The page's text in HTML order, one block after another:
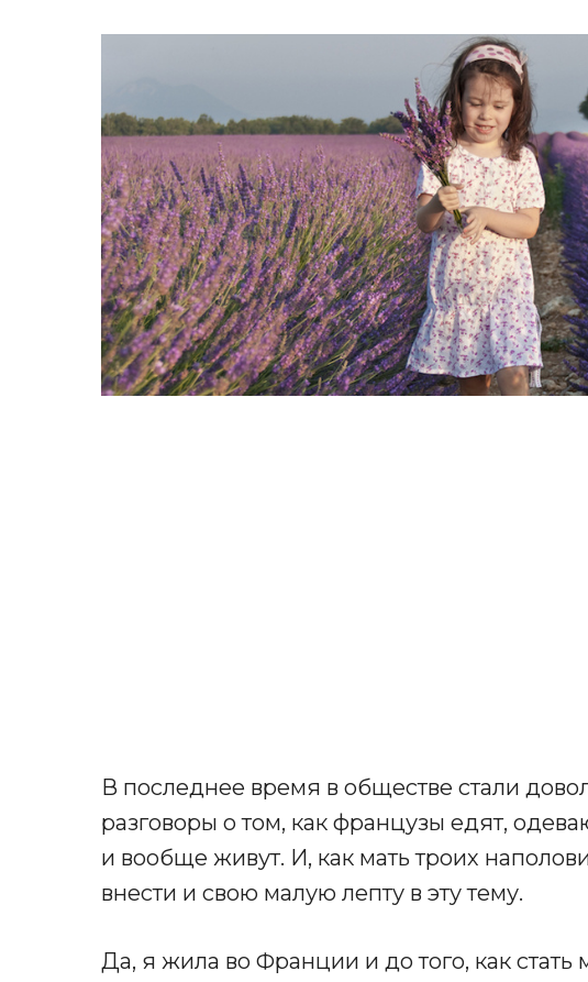
В последнее время в обществе стали
разговоры о том, как французы едят,
и вообще живут. И, как мать троих
внести и свою малую лепту в эту тему.
Да, я жила во Франции и до того, как стать